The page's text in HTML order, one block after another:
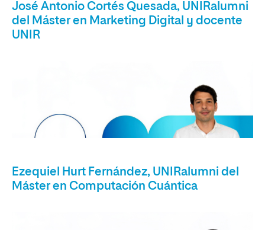
José Antonio Cortés Quesada, UNIRalumni
del Máster en Marketing Digital y docente
UNIR
Ezequiel Hurt Fernández, UNIRalumni del
Máster en Computación Cuántica